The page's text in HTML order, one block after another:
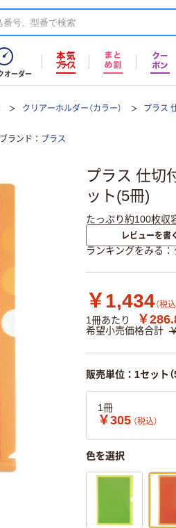
オーダー
クリアーホルダー（カラー） プラス
ブランド プラス
プラス 仕切
ット(5冊)
たっぷり約100枚収
レビューを書
ランキングをみる
￥1,434（税込
1冊あたり
￥
希望小売価格合計
販売単位：1セット（
1冊
￥305 （税込）
色を選択